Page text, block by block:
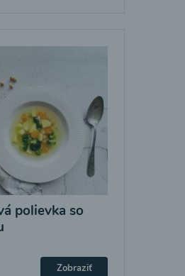
polievka so
Zobraziť